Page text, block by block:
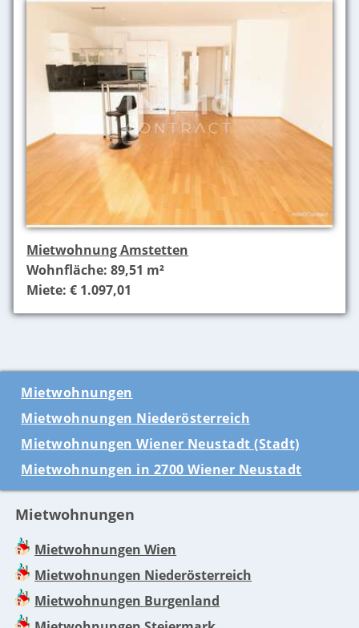
Mietwohnung Amstetten
Wohnfläche: 89,51 m²
Miete: € 1.097,01
Mietwohnungen
Mietwohnungen Niederösterreich
Mietwohnungen Wiener Neustadt (Stadt)
Mietwohnungen in 2700 Wiener Neustadt
Mietwohnungen
Mietwohnungen Wien
Mietwohnungen Niederösterreich
Mietwohnungen Burgenland